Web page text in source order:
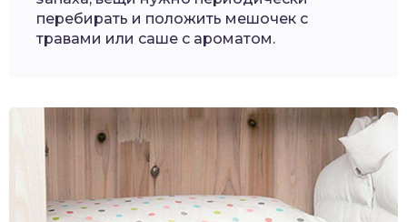
перебирать и положить мешочек с
травами или саше с ароматом.